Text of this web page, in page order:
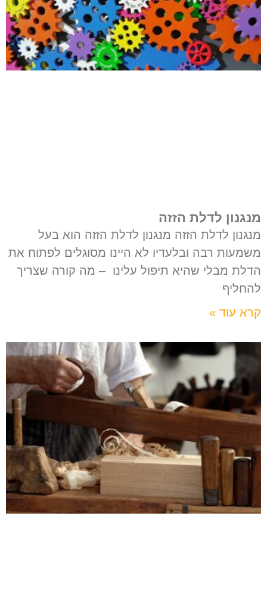
מנגנון לדלת הזזה
מנגנון לדלת הזזה מנגנון לדלת הזזה הוא בעל
משמעות רבה ובלעדיו לא היינו מסוגלים לפתוח את
הדלת מבלי שהיא תיפול עלינו – מה קורה שצריך
להחליף
קרא עוד »